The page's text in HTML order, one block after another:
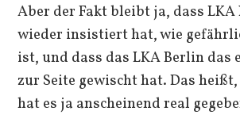
Aber der Fakt bleibt ja, dass LKA
wieder insistiert hat, wie
ist, und dass das LKA Berlin das
zur Seite gewischt hat. Das
hat es ja anscheinend real